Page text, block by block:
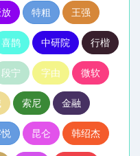
特粗 王强
喜鹊 中研院 行楷
段宁 字由 微软
索尼 金融
昆仑 韩绍杰